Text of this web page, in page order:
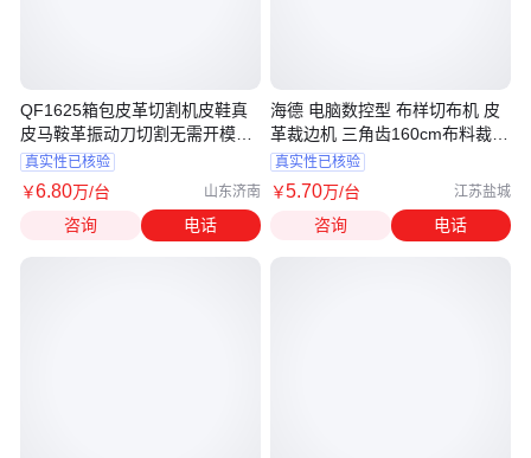
QF1625箱包皮革切割机皮鞋真
皮马鞍革振动刀切割无需开模自
动切割
真实性已核验
￥6.80万/台 山东济南
咨询 电话
海德 电脑数控型 布样切布机 皮
革裁边机 三角齿160cm布料裁布
机
真实性已核验
￥5.70万/台 江苏盐城
咨询 电话